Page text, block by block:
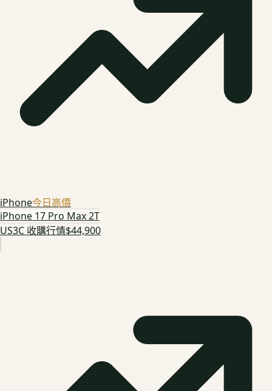
iPhone今日高價
iPhone 17 Pro Max 2T
US3C 收購行情$44,900